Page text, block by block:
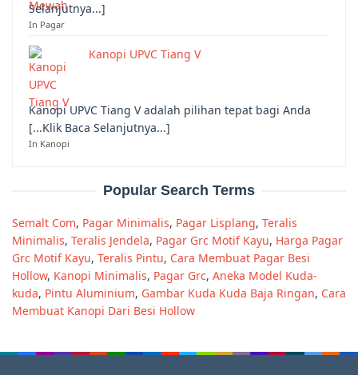
Selanjutnya...]
In Pagar
Kanopi UPVC Tiang V
Kanopi UPVC Tiang V adalah pilihan tepat bagi Anda
[...Klik Baca Selanjutnya...]
In Kanopi
Popular Search Terms
Semalt Com, Pagar Minimalis, Pagar Lisplang, Teralis
Minimalis, Teralis Jendela, Pagar Grc Motif Kayu, Harga Pagar
Grc Motif Kayu, Teralis Pintu, Cara Membuat Pagar Besi
Hollow, Kanopi Minimalis, Pagar Grc, Aneka Model Kuda-
kuda, Pintu Aluminium, Gambar Kuda Kuda Baja Ringan, Cara
Membuat Kanopi Dari Besi Hollow